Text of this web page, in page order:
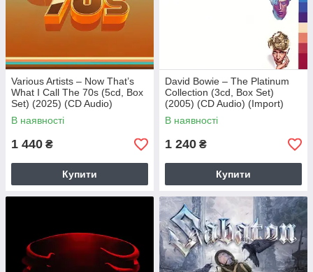
Various Artists – Now That’s
What I Call The 70s (5cd, Box
Set) (2025) (CD Audio)
(Import)
В наявності
1 440 ₴
Купити
David Bowie – The Platinum
Collection (3cd, Box Set)
(2005) (CD Audio) (Import)
В наявності
1 240 ₴
Купити